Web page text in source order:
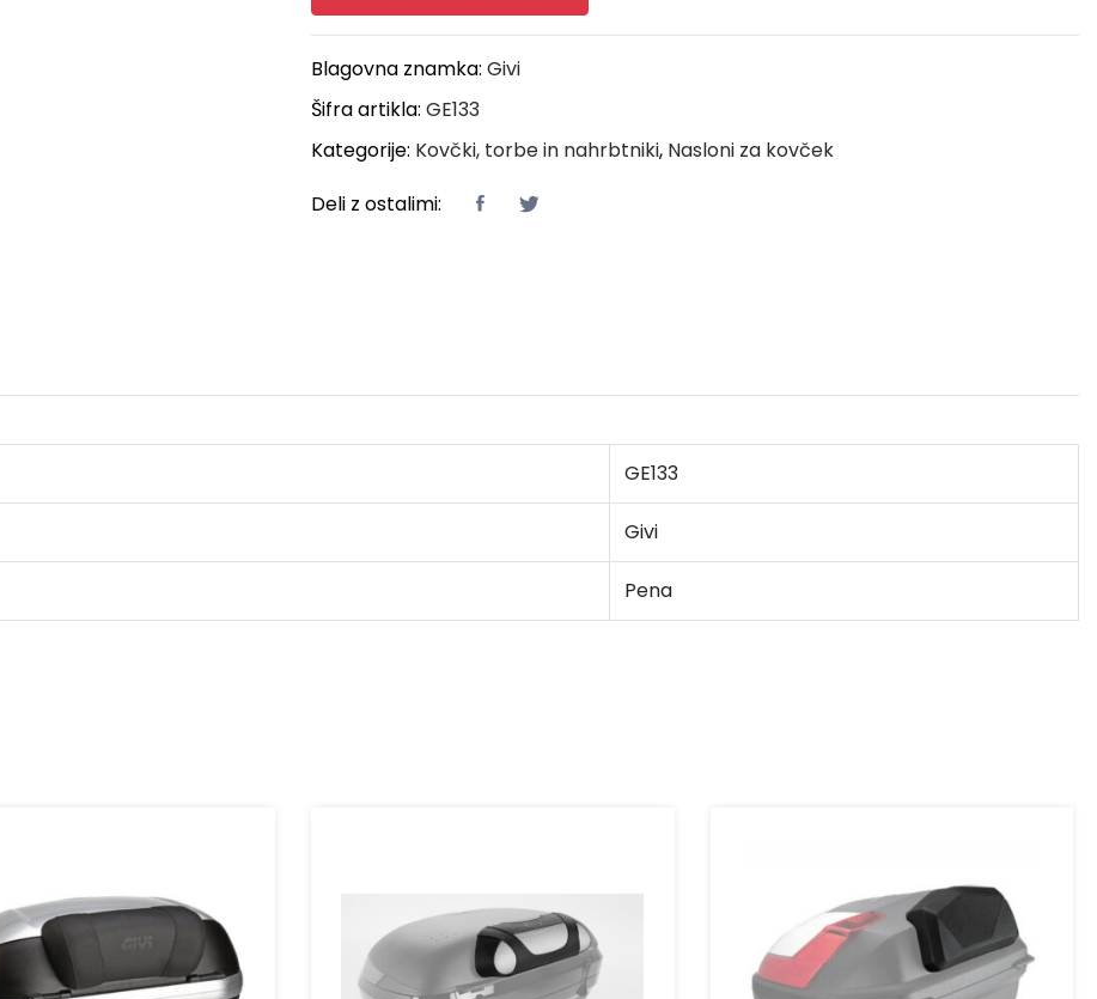
Blagovna znamka: Givi
Šifra artikla: GE133
Kategorije: Kovčki, torbe in nahrbtniki, Nasloni za kovček
Deli z ostalimi:
GE133
Givi
Pena